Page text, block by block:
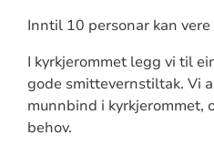
Inntil 10 personar kan
I kyrkjerommet legg vi til
gode smittevernstiltak. Vi
munnbind i kyrkjerommet,
behov.